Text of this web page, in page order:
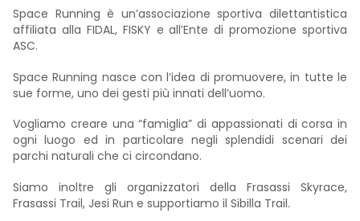
Space Running è un’associazione sportiva dilettantistica
affiliata alla FIDAL, FISKY e all’Ente di promozione sportiva
ASC.
Space Running nasce con l’idea di promuovere, in tutte le
sue forme, uno dei gesti più innati dell’uomo.
Vogliamo creare una “famiglia” di appassionati di corsa in
ogni luogo ed in particolare negli splendidi scenari dei
parchi naturali che ci circondano.
Siamo inoltre gli organizzatori della Frasassi Skyrace,
Frasassi Trail, Jesi Run e supportiamo il Sibilla Trail.